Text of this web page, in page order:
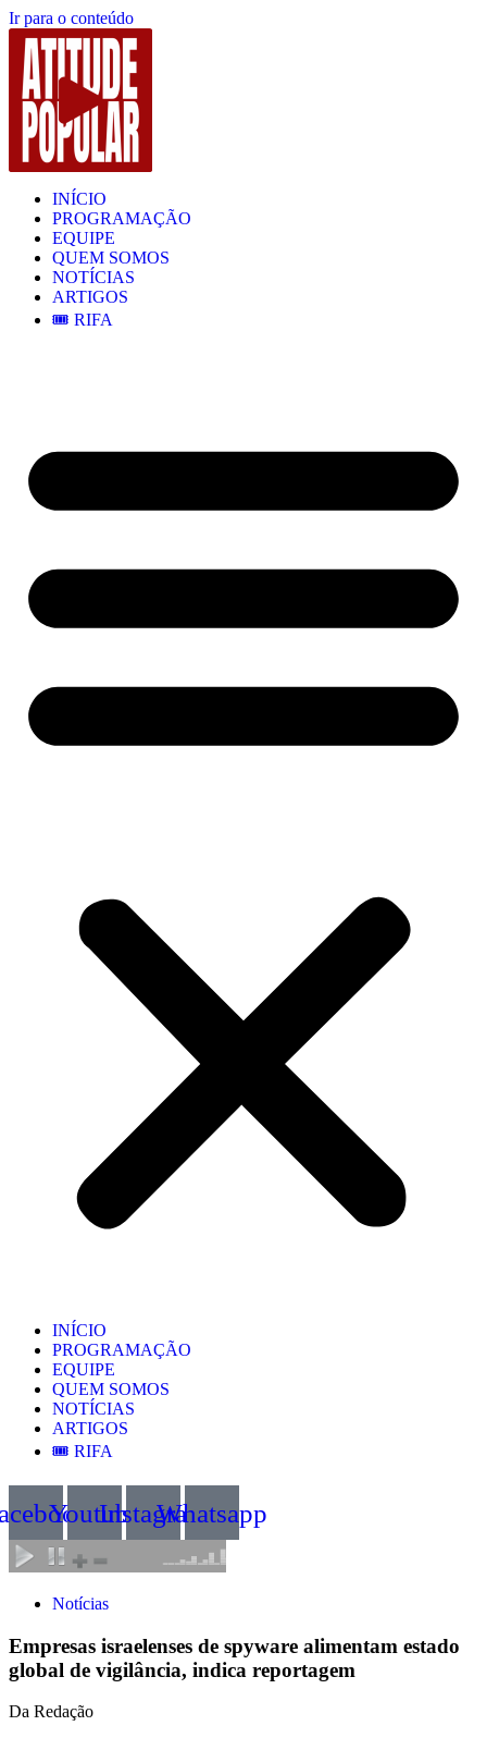
Ir para o conteúdo
INÍCIO
PROGRAMAÇÃO
EQUIPE
QUEM SOMOS
NOTÍCIAS
ARTIGOS
🎟️ RIFA
INÍCIO
PROGRAMAÇÃO
EQUIPE
QUEM SOMOS
NOTÍCIAS
ARTIGOS
🎟️ RIFA
YoutubeInstagramWhatsapp
Notícias
Empresas israelenses de spyware alimentam estado
global de vigilância, indica reportagem
Da Redação